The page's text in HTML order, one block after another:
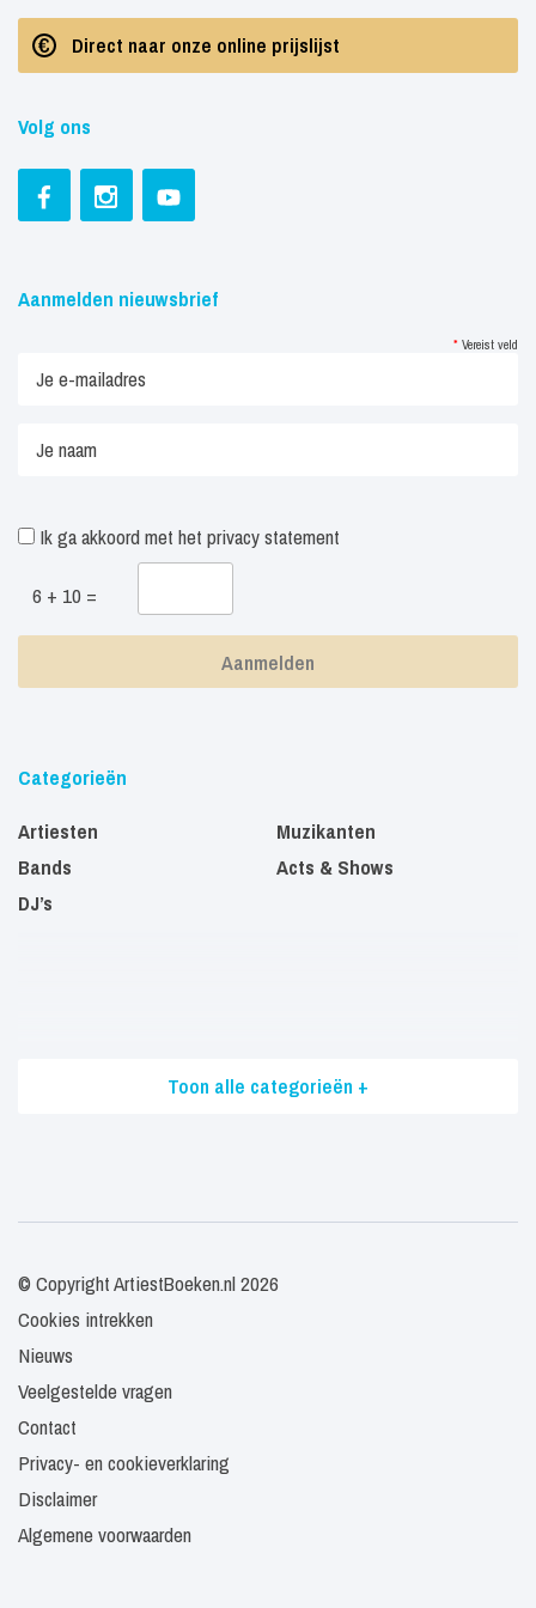
Direct naar onze online prijslijst
Volg ons
Aanmelden nieuwsbrief
* Vereist veld
Ik ga akkoord met het privacy statement
6 + 10 =
Categorieën
Artiesten
Bands
DJ’s
Muzikanten
Acts & Shows
Toon alle categorieën +
© Copyright ArtiestBoeken.nl 2026
Cookies intrekken
Nieuws
Veelgestelde vragen
Contact
Privacy- en cookieverklaring
Disclaimer
Algemene voorwaarden